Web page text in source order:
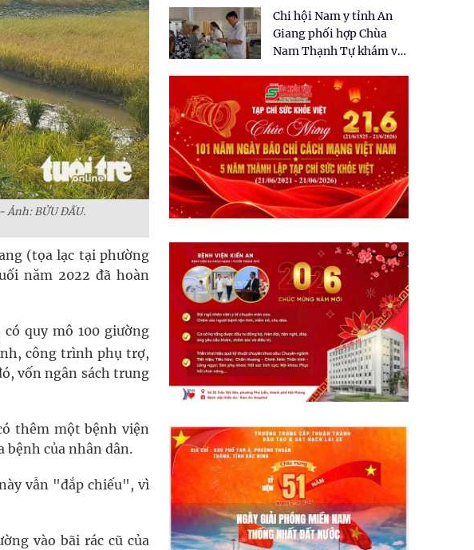
Ảnh: BỬU ĐẤU.
(tọa lạc tại phường
năm 2022 đã hoàn
quy mô 100 giường
công trình phụ trợ,
vốn ngân sách trung
thêm một bệnh viện
bệnh của nhân dân.
vẫn "đắp chiếu", vì
vào bãi rác cũ của
dân tại xã Tân Tập
Chi hội Nam y tỉnh An
Giang phối hợp Chùa
Nam Thạnh Tự khám và
nhân dân